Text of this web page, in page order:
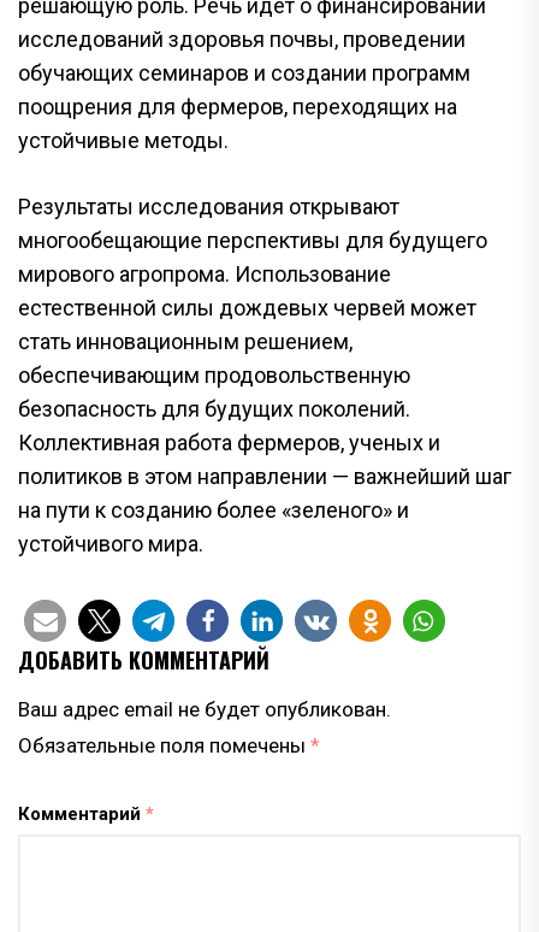
решающую роль. Речь идет о финансировании
исследований здоровья почвы, проведении
обучающих семинаров и создании программ
поощрения для фермеров, переходящих на
устойчивые методы.
Результаты исследования открывают
многообещающие перспективы для будущего
мирового агропрома. Использование
естественной силы дождевых червей может
стать инновационным решением,
обеспечивающим продовольственную
безопасность для будущих поколений.
Коллективная работа фермеров, ученых и
политиков в этом направлении — важнейший шаг
на пути к созданию более «зеленого» и
устойчивого мира.
ДОБАВИТЬ КОММЕНТАРИЙ
Ваш адрес email не будет опубликован.
Обязательные поля помечены *
Комментарий *